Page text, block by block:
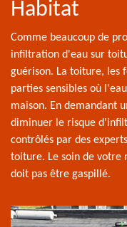
Habitat
Comme beaucoup de
infiltration d'eau sur
guérison. La toiture, les
parties sensibles où
maison. En demandant
diminuer le risque
contrôlés par des
toiture. Le soin de votre
doit pas être gaspillé.